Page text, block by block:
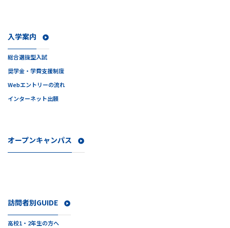
入学案内
総合選抜型入試
奨学金・学費支援制度
Webエントリーの流れ
インターネット出願
訪問者別GUIDE
高校1・2年生の方へ
オープンキャンパス